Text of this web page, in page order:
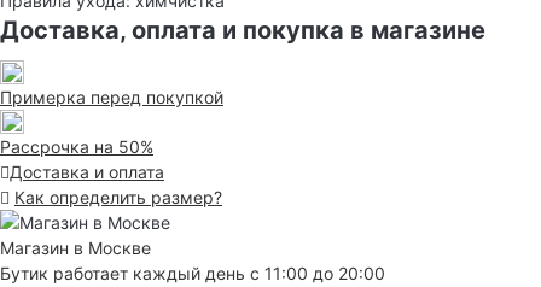
Доставка, оплата и покупка в магазине
Примерка перед покупкой
Рассрочка на 50%
Доставка и оплата
Как определить размер?
Магазин в Москве
Бутик работает каждый день с 11:00 до 20:00